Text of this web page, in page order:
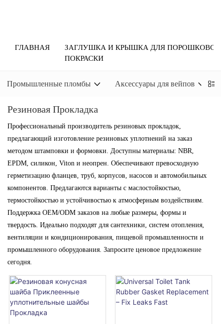
ГЛАВНАЯ
ЗАГЛУШКА И КРЫШКА ДЛЯ ПОРОШКОВОЙ
ПОКРАСКИ
Промышленные пломбы Аксессуары для вейпов
Резиновая Прокладка
Профессиональный производитель резиновых прокладок,
предлагающий изготовление резиновых уплотнений на заказ
методом штамповки и формовки. Доступны материалы: NBR,
EPDM, силикон, Viton и неопрен. Обеспечивают превосходную
герметизацию фланцев, труб, корпусов, насосов и автомобильных
компонентов. Предлагаются варианты с маслостойкостью,
термостойкостью и устойчивостью к атмосферным воздействиям.
Поддержка OEM/ODM заказов на любые размеры, формы и
твердость. Идеально подходят для сантехники, систем отопления,
вентиляции и кондиционирования, пищевой промышленности и
промышленного оборудования. Запросите ценовое предложение
сегодня.